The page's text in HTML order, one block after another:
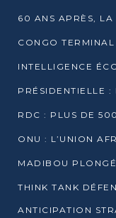
THINK TANK
ANTICIPATION STRATÉGIQUE ET